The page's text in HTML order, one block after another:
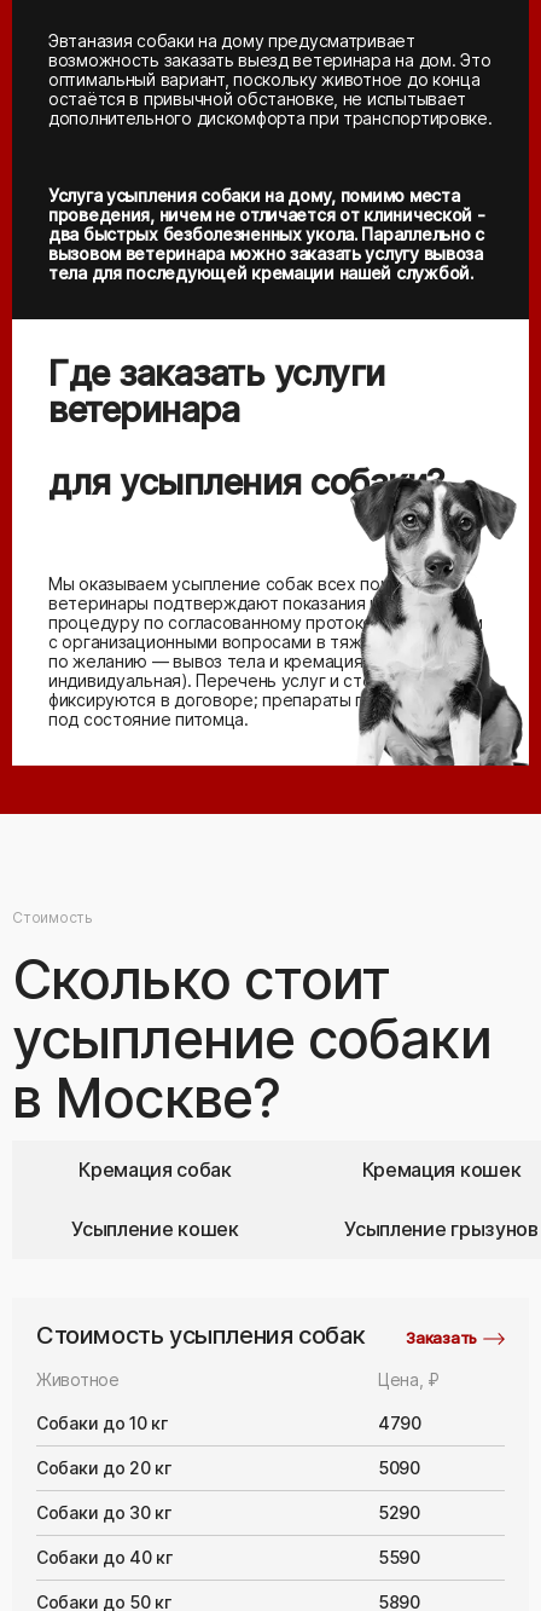
Эвтаназия собаки на дому предусматривает
возможность заказать выезд ветеринара на дом. Это
оптимальный вариант, поскольку животное до конца
остаётся в привычной обстановке, не испытывает
дополнительного дискомфорта при транспортировке.
Услуга усыпления собаки на дому, помимо места
проведения, ничем не отличается от клинической -
два быстрых безболезненных укола. Параллельно с
вызовом ветеринара можно заказать услугу вывоза
тела для последующей кремации нашей службой.
Где заказать услуги
ветеринара
для усыпления собаки?
Мы оказываем усыпление собак всех пород:
ветеринары подтверждают показания и проводят
процедуру по согласованному протоколу. Помогаем
с организационными вопросами в тяжёлую минуту;
по желанию — вывоз тела и кремация (общая или
индивидуальная). Перечень услуг и стоимость
фиксируются в договоре; препараты подбираются
под состояние питомца.
Стоимость
Сколько стоит
усыпление собаки
в Москве?
Кремация собак
Усыпление кошек
Кремация кошек
Усыпление грызунов
Стоимость усыпления собак Заказать
Животное Цена, ₽
Собаки до 10 кг 4790
Собаки до 20 кг 5090
Собаки до 30 кг 5290
Собаки до 40 кг 5590
Собаки до 50 кг 5890